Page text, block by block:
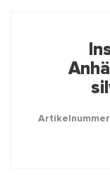
voor je?